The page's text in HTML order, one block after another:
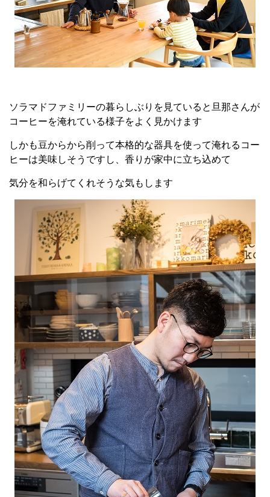
ソラマドファミリーの暮らしぶりを見ていると旦那さんが
コーヒーを淹れている様子をよく見かけます
しかも豆からから削って本格的な器具を使って淹れるコー
ヒーは美味しそうですし、香りが家中に立ち込めて
気分を和らげてくれそうな気もします